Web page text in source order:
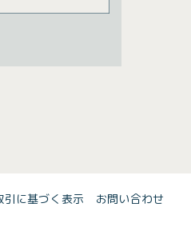
引に基づく表示 お問い合わせ